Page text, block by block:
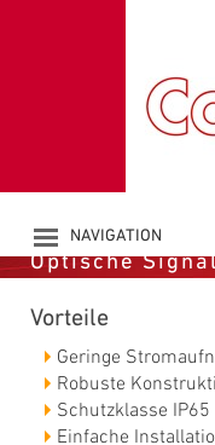
NAVIGATION
PRODUCTS
CATALOGUE
DOWNLOADS
NEWS
CONTACT
(230V)
Optische
Vorteile
Geringe
Robuste
Schutzklasse IP65
Einfache